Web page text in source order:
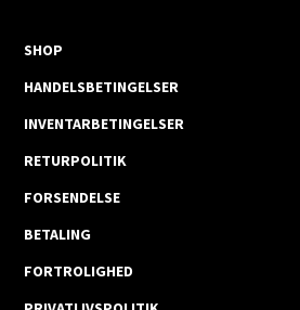
SHOP
HANDELSBETINGELSER
INVENTARBETINGELSER
RETURPOLITIK
FORSENDELSE
BETALING
FORTROLIGHED